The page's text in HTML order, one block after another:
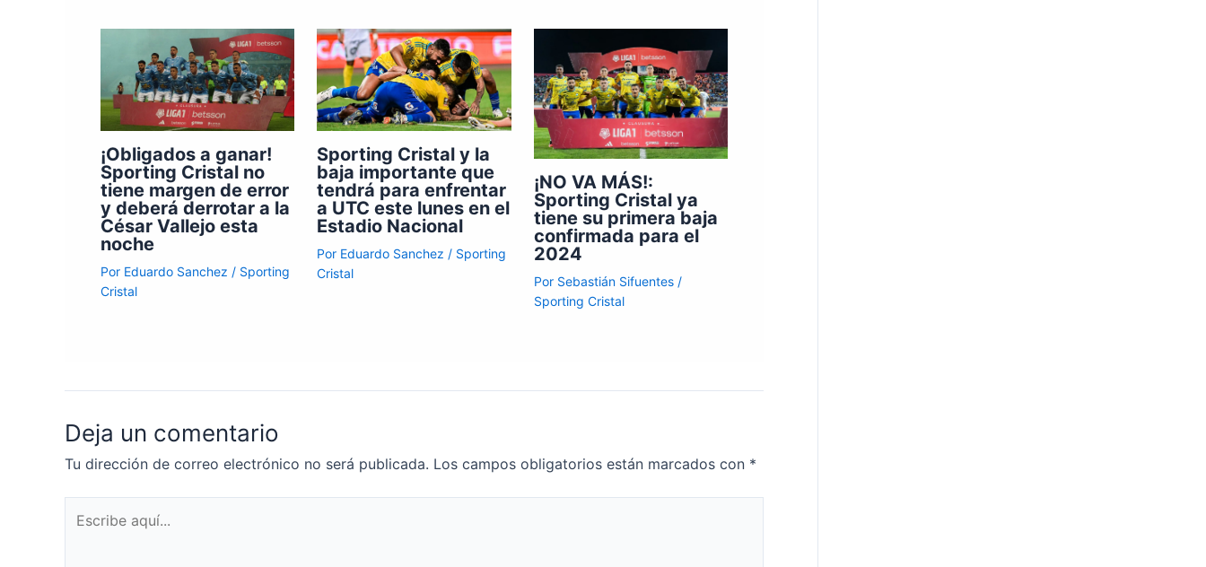
¡Obligados a ganar!
Sporting Cristal no
tiene margen de error
y deberá derrotar a la
César Vallejo esta
noche
Por Eduardo Sanchez / Sporting
Cristal
Sporting Cristal y la
baja importante que
tendrá para enfrentar
a UTC este lunes en el
Estadio Nacional
Por Eduardo Sanchez / Sporting
Cristal
¡NO VA MÁS!:
Sporting Cristal ya
tiene su primera baja
confirmada para el
2024
Por Sebastián Sifuentes /
Sporting Cristal
Deja un comentario
Tu dirección de correo electrónico no será publicada. Los campos obligatorios están marcados con *
aquí...